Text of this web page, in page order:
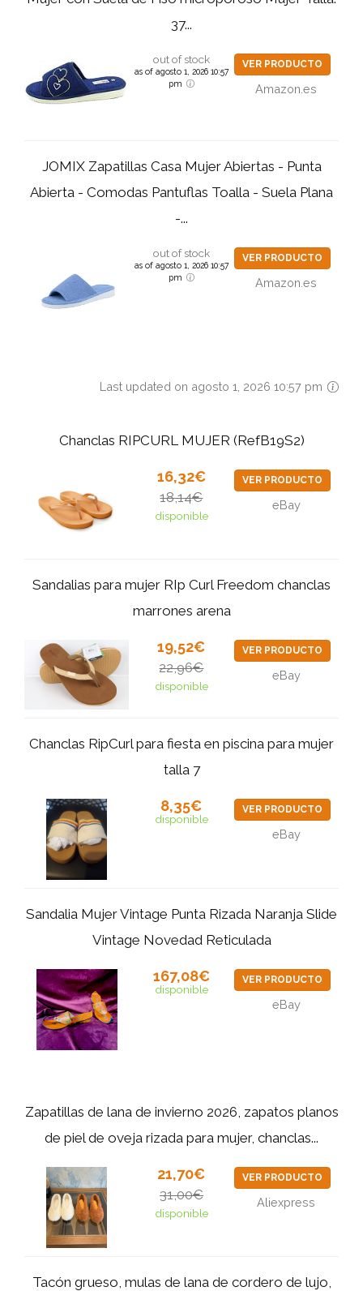
37...
out of stock
as of agosto 1, 2026 10:57
pm
VER PRODUCTO
Amazon.es
JOMIX Zapatillas Casa Mujer Abiertas - Punta
Abierta - Comodas Pantuflas Toalla - Suela Plana
-...
out of stock
as of agosto 1, 2026 10:57
pm
VER PRODUCTO
Amazon.es
Last updated on agosto 1, 2026 10:57 pm
Chanclas RIPCURL MUJER (RefB19S2)
16,32€
18,14€
disponible
VER PRODUCTO
eBay
Sandalias para mujer RIp Curl Freedom chanclas
marrones arena
19,52€
22,96€
disponible
VER PRODUCTO
eBay
Chanclas RipCurl para fiesta en piscina para mujer
talla 7
8,35€
disponible
VER PRODUCTO
eBay
Sandalia Mujer Vintage Punta Rizada Naranja Slide
Vintage Novedad Reticulada
167,08€
disponible
VER PRODUCTO
eBay
Zapatillas de lana de invierno 2026, zapatos planos
de piel de oveja rizada para mujer, chanclas...
21,70€
31,00€
disponible
VER PRODUCTO
Aliexpress
Tacón grueso, mulas de lana de cordero de lujo,